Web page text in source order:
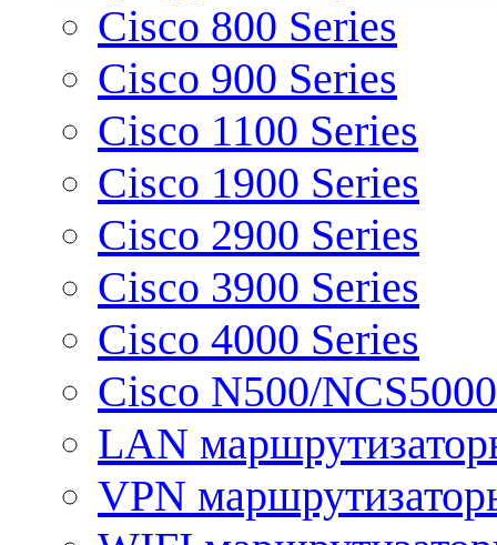
Cisco 800 Series
Cisco 900 Series
Cisco 1100 Series
Cisco 1900 Series
Cisco 2900 Series
Cisco 3900 Series
Cisco 4000 Series
Cisco N500/
LAN
VPN